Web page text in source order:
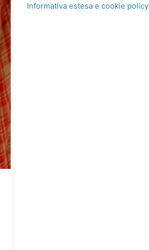
Informativa estesa e cookie policy